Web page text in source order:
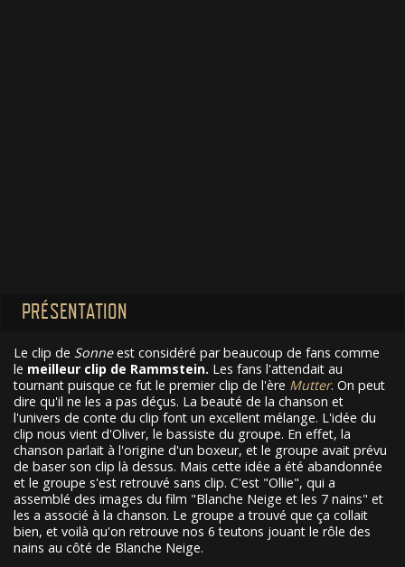
PRÉSENTATION
Le clip de Sonneest considéré par beaucoup de fans comme
le meilleur clip de Rammstein. Les fans l'attendait au
tournant puisque ce fut le premier clip de l'ère Mutter. On peut
dire qu'il ne les a pas déçus. La beauté de la chanson et
l'univers de conte du clip font un excellent mélange. L'idée du
clip nous vient d'Oliver, le bassiste du groupe. En effet, la
chanson parlait à l'origine d'un boxeur, et le groupe avait prévu
de baser son clip là dessus. Mais cette idée a été abandonnée
et le groupe s'est retrouvé sans clip. C'est "Ollie", qui a
assemblé des images du film "Blanche Neige et les 7 nains" et
les a associé à la chanson. Le groupe a trouvé que ça collait
bien, et voilà qu'on retrouve nos 6 teutons jouant le rôle des
nains au côté de Blanche Neige.